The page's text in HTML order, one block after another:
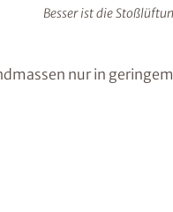
Besser ist die
nur in